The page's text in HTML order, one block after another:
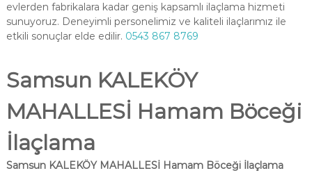
evlerden fabrikalara kadar geniş kapsamlı ilaçlama hizmeti
sunuyoruz. Deneyimli personelimiz ve kaliteli ilaçlarımız ile
etkili sonuçlar elde edilir. 0543 867 8769
Samsun KALEKÖY
MAHALLESİ Hamam Böceği
İlaçlama
Samsun KALEKÖY MAHALLESİ Hamam Böceği İlaçlama